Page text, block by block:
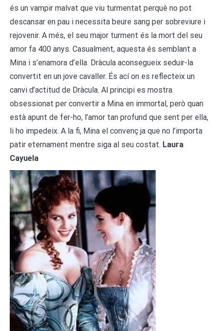
és un vampir malvat que viu turmentat perquè no pot
descansar en pau i necessita beure sang per sobreviure i
rejovenir. A més, el seu major turment és la mort del seu
amor fa 400 anys. Casualment, aquesta és semblant a
Mina i s’enamora d’ella. Dràcula aconsegueix seduir-la
convertit en un jove cavaller. És ací on es reflecteix un
canvi d’actitud de Dràcula. Al principi es mostra
obsessionat per convertir a Mina en immortal, però quan
està apunt de fer-ho, l’amor tan profund que sent per ella,
li ho impedeix. A la fi, Mina el convenç ja que no l’importa
patir eternament mentre siga al seu costat. Laura
Cayuela